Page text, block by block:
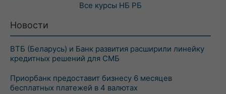
Все курсы НБ РБ
Новости
ВТБ (Беларусь) и Банк развития расширили линейку
кредитных решений для СМБ
Приорбанк предоставит бизнесу 6 месяцев
бесплатных платежей в 4 валютах